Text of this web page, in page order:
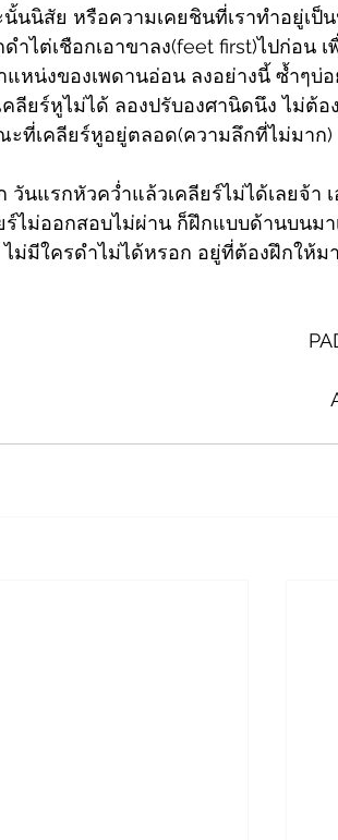
นั้นนิสัย หรือความเคยชินที่เราทำอยู่เป็
ไต่เชือกเอาขาลง(feet first)ไปก่อน เ
หน่งของเพดานอ่อน ลงอย่างนี้ ซ้ำๆบ่อ
ลียร์หูไม่ได้ ลองปรับองศานิดนึง ไม่ต้อ
ะที่เคลียร์หูอยู่ตลอด(ความลึกที่ไม่มาก)
นแรกหัวคว่ำแล้วเคลียร์ไม่ได้เลยจ้า เ
ร์ไม่ออกสอบไม่ผ่าน ก็ฝึกแบบด้านบนม
ม่มีใครดำไม่ได้หรอก อยู่ที่ต้องฝึกให้ม